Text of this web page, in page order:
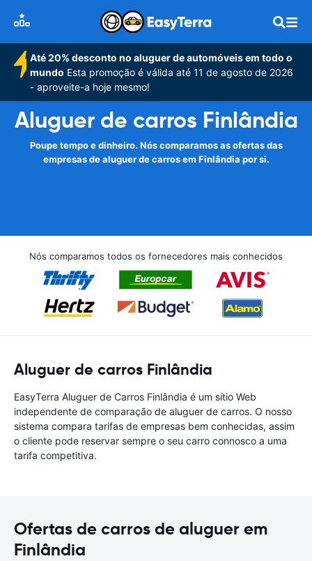
Até 20% desconto no aluguer de automóveis em todo o
mundo Esta promoção é válida até 11 de agosto de 2026
- aproveite-a hoje mesmo!
Aluguer de carros Finlândia
Poupe tempo e dinheiro. Nós comparamos as ofertas das
empresas de aluguer de carros em Finlândia por si.
Nós comparamos todos os fornecedores mais conhecidos
Aluguer de carros Finlândia
EasyTerra Aluguer de Carros Finlândia é um sítio Web
independente de comparação de aluguer de carros. O nosso
sistema compara tarifas de empresas bem conhecidas, assim
o cliente pode reservar sempre o seu carro connosco a uma
tarifa competitiva.
Ofertas de carros de aluguer em
Finlândia